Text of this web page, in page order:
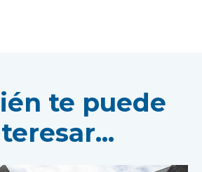
te puede